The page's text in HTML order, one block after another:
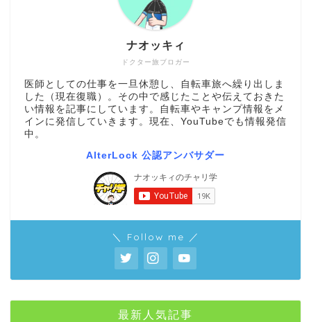
ドクター旅ブロガー
ナオッキィ
医師としての仕事を一旦休憩し、自転車旅へ繰り出しま
した（現在復職）。その中で感じたことや伝えておきた
い情報を記事にしています。自転車やキャンプ情報をメ
インに発信していきます。現在、YouTubeでも情報発信
中。
AlterLock 公認アンバサダー
＼ Follow me ／
最新人気記事